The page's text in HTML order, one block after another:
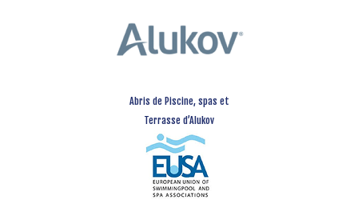
Abris de Piscine, spas et
Terrasse d’Alukov